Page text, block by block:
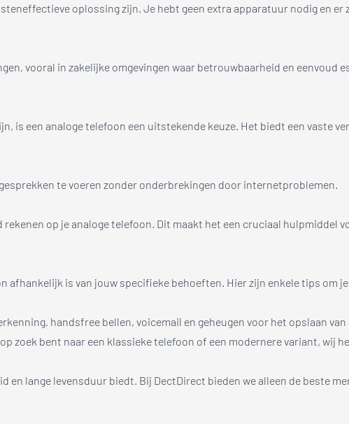
oplossing zijn. Je hebt geen extra apparatuur nodig en er
vooral in zakelijke omgevingen waar betrouwbaarheid en eenvoud
is een analoge telefoon een uitstekende keuze. Het biedt een vaste
te voeren zonder onderbrekingen door internetproblemen.
op je analoge telefoon. Dit maakt het een cruciaal hulpmiddel
afhankelijk is van jouw specifieke behoeften. Hier zijn enkele tips om
handsfree bellen, voicemail en geheugen voor het opslaan van
zoek bent naar een klassieke telefoon of een modernere variant, wij
en lange levensduur biedt. Bij DectDirect bieden we alleen de beste